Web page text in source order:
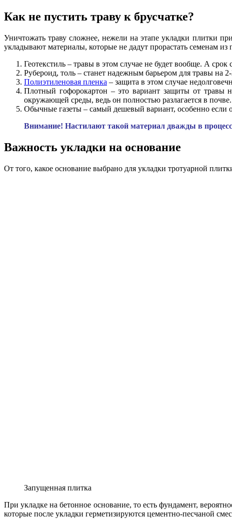
Как не пустить траву к брусчатке?
Уничтожать траву сложнее, нежели на этапе укладки плитки
укладывают материалы, которые не дадут прорастать семенам из
Геотекстиль – травы в этом случае не будет вообще. А
Рубероид, толь – станет надежным барьером для травы на 2-
Полиэтиленовая пленка – защита в этом случае
Плотный гофорокартон – это вариант защиты от травы
окружающей среды, ведь он полностью разлагается в почве.
Обычные газеты – самый дешевый вариант, особенно если
Внимание! Настилают такой материал дважды в
Важность укладки на основание
От того, какое основание выбрано для укладки тротуарной
Запущенная плитка
При укладке на бетонное основание, то есть фундамент,
которые после укладки герметизируются цементно-песчаной